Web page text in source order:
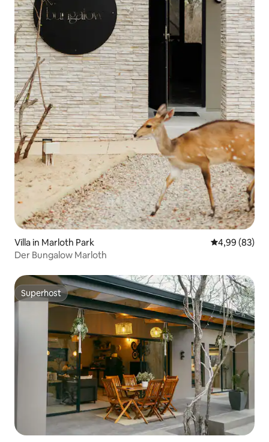
Villa in Marloth Park
4,99 (83)
Der Bungalow Marloth
Superhost
Superhost